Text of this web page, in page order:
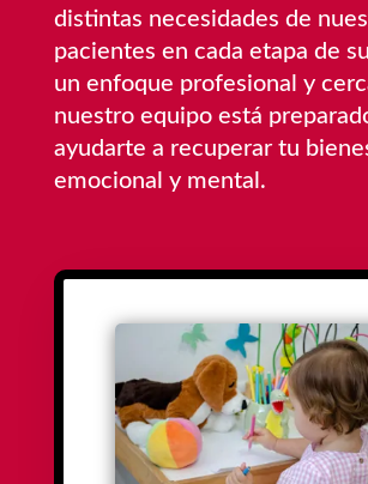
distintas necesidades de
pacientes en cada etapa de
un enfoque profesional y
nuestro equipo está
ayudarte a recuperar tu
emocional y mental.
Infantil
Ayuda para expresar emociones,
dificultades y desarrollar habilidades
desafíos de la vida. Técnicas lúdicas
para conectar con los niños y apoyar